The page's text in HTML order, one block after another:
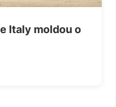
Italy moldou o